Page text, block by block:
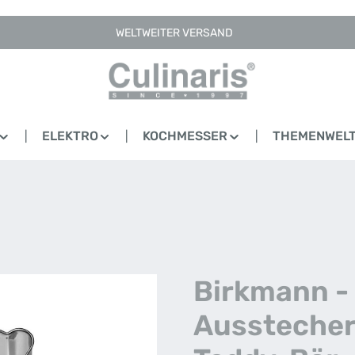
WELTWEITER VERSAND
ELEKTRO KOCHMESSER
Birkmann -
Ausstecher